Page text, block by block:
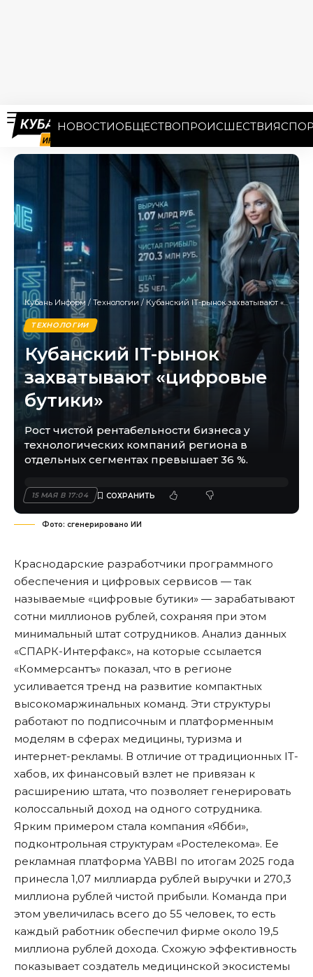
НОВОСТИОБЩЕСТВОПРОИСШЕСТВИЯ
Кубань Информ / Технологии / Кубанский IT-рынок захватывают «цифровые бутики»
ТЕХНОЛОГИИ
Кубанский IT-рынок
захватывают «цифровые
бутики»
Рост чистой рентабельности бизнеса у
технологических компаний региона в
отдельных сегментах превышает 36 %.
15 МАЯ В 17:04
Фото: сгенерировано ИИ
Краснодарские разработчики программного
обеспечения и цифровых сервисов — так
называемые «цифровые бутики» — зарабатывают
сотни миллионов рублей, сохраняя при этом
минимальный штат сотрудников. Анализ данных
«СПАРК-Интерфакс», на которые ссылается
«Коммерсантъ» показал, что в регионе
усиливается тренд на развитие компактных
высокомаржинальных команд. Эти структуры
работают по подписочным и платформенным
моделям в сферах медицины, туризма и
интернет-рекламы. В отличие от традиционных IT-
хабов, их финансовый взлет не привязан к
расширению штата, что позволяет генерировать
колоссальный доход на одного сотрудника.
Ярким примером стала компания «Ябби»,
подконтрольная структурам «Ростелекома». Ее
рекламная платформа YABBI по итогам 2025 года
принесла 1,07 миллиарда рублей выручки и 270,3
миллиона рублей чистой прибыли. Команда при
этом увеличилась всего до 55 человек, то есть
каждый работник обеспечил фирме около 19,5
миллиона рублей дохода. Схожую эффективность
показывает создатель медицинской экосистемы